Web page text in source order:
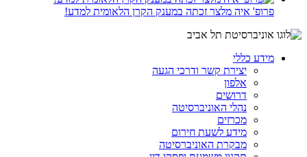
פרופ' איה מלצר זכתה במענק הקרן הלאומית למדע!
מידע כללי
יצירת קשר ודרכי הגעה
אלפון
דרושים
נהלי האוניברסיטה
מכרזים
מידע לשעת חירום
מבקרת האוניברסיטה